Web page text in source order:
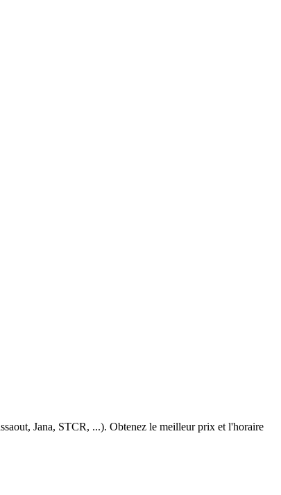
Jana, STCR, ...). Obtenez le meilleur prix et l'horaire